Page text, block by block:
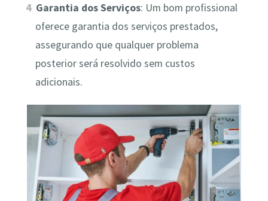
Garantia dos Serviços: Um bom profissional
oferece garantia dos serviços prestados,
assegurando que qualquer problema
posterior será resolvido sem custos
adicionais.